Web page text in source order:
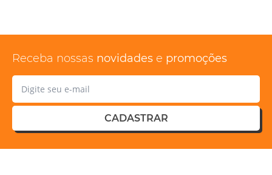
Receba nossas novidades e promoções
CADASTRAR